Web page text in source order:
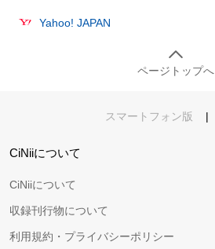
Yahoo! JAPAN
ページトップへ
スマートフォン版 |
CiNiiについて
CiNiiについて
収録刊行物について
利用規約・プライバシーポリシー